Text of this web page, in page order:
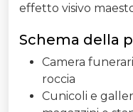
effetto visivo
Schema della
Camera
roccia
Cunicoli e